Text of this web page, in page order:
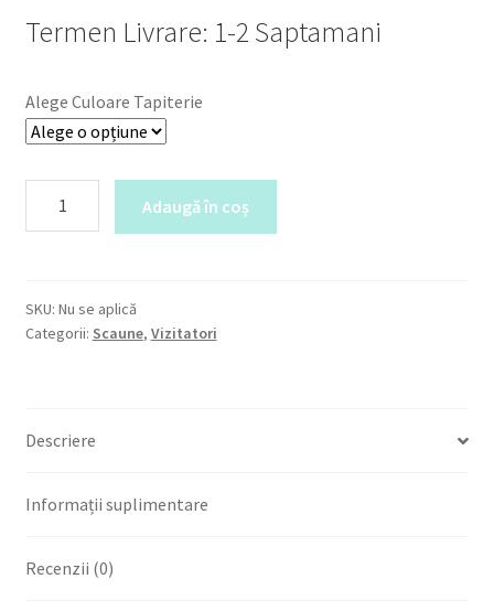
Termen Livrare: 1-2 Saptamani
Alege Culoare Tapiterie
Scaun
Brava
Adaugă în coș
SKU: Nu se aplică
Categorii: Scaune, Vizitatori
Descriere
Informații suplimentare
Recenzii (0)